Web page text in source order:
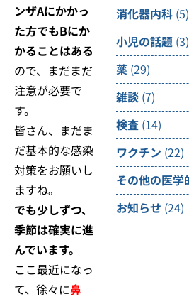
ンザAにかかっ
た方でもBにか
かることはある
ので、まだまだ
注意が必要で
す。
皆さん、まだま
だ基本的な感染
対策をお願いし
ますね。
でも少しずつ、
季節は確実に進
んでいます。
ここ最近になっ
て、徐々に鼻
消化器内科 (5)
小児の話題 (3)
薬 (29)
雑談 (7)
検査 (14)
ワクチン (22)
その他の医学
お知らせ (24)